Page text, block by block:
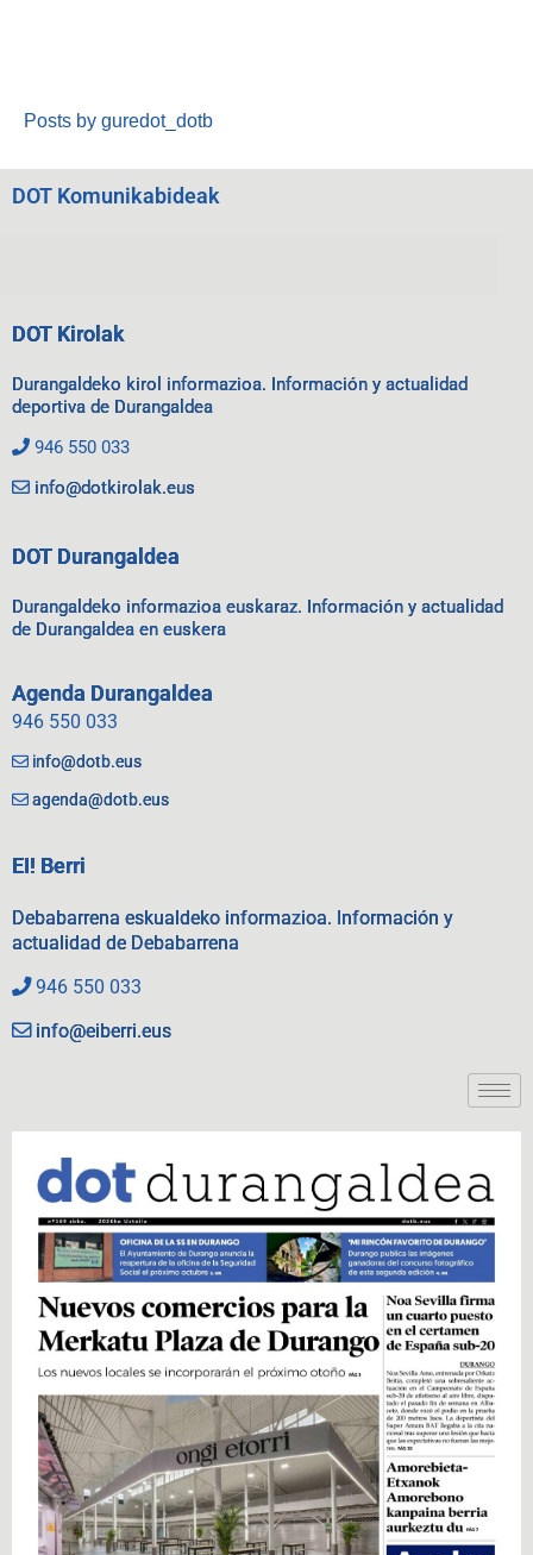
Posts by guredot_dotb
DOT Komunikabideak
DOT Kirolak
Durangaldeko kirol informazioa. Información y actualidad
deportiva de Durangaldea
946 550 033
info@dotkirolak.eus
DOT Durangaldea
Durangaldeko informazioa euskaraz. Información y actualidad
de Durangaldea en euskera
Agenda Durangaldea
946 550 033
info@dotb.eus
agenda@dotb.eus
EI! Berri
Debabarrena eskualdeko informazioa. Información y
actualidad de Debabarrena
946 550 033
info@eiberri.eus